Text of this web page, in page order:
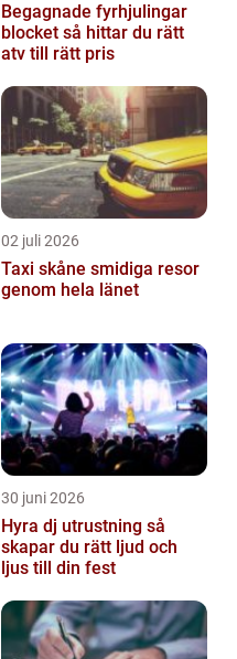
Begagnade fyrhjulingar
blocket så hittar du rätt
atv till rätt pris
02 juli 2026
Taxi skåne smidiga resor
genom hela länet
30 juni 2026
Hyra dj utrustning så
skapar du rätt ljud och
ljus till din fest